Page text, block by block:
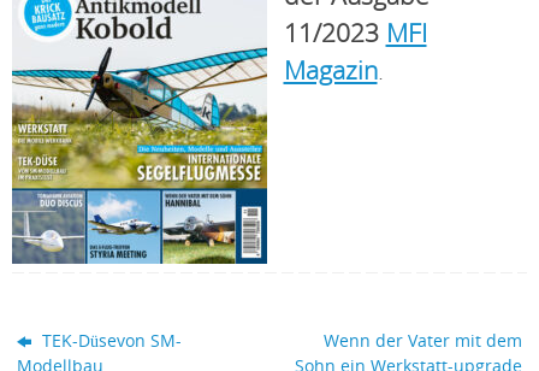
11/2023 MFI
Magazin.
TEK-Düsevon SM-
Modellbau
Wenn der Vater mit dem
Sohn ein Werkstatt-upgrade